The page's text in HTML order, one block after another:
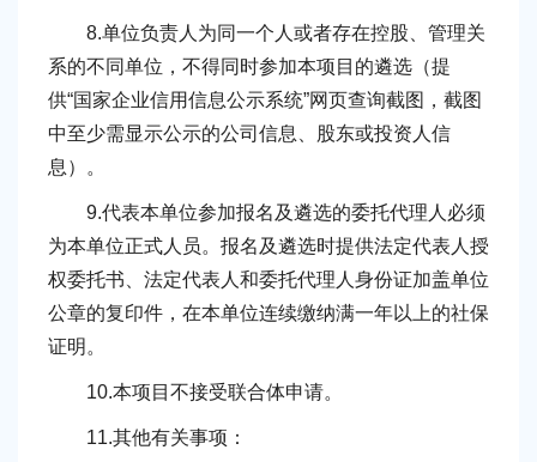
8.单位负责人为同一个人或者存在控股、管理关
系的不同单位，不得同时参加本项目的遴选（提
供“国家企业信用信息公示系统”网页查询截图，截图
中至少需显示公示的公司信息、股东或投资人信
息）。
9.代表本单位参加报名及遴选的委托代理人必须
为本单位正式人员。报名及遴选时提供法定代表人授
权委托书、法定代表人和委托代理人身份证加盖单位
公章的复印件，在本单位连续缴纳满一年以上的社保
证明。
10.本项目不接受联合体申请。
11.其他有关事项：